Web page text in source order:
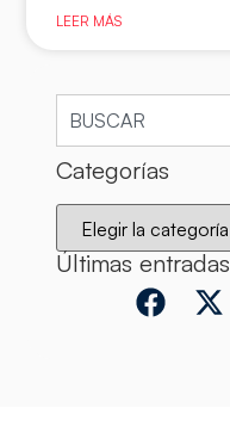
LEER MÁS
Categorías
Últimas entradas